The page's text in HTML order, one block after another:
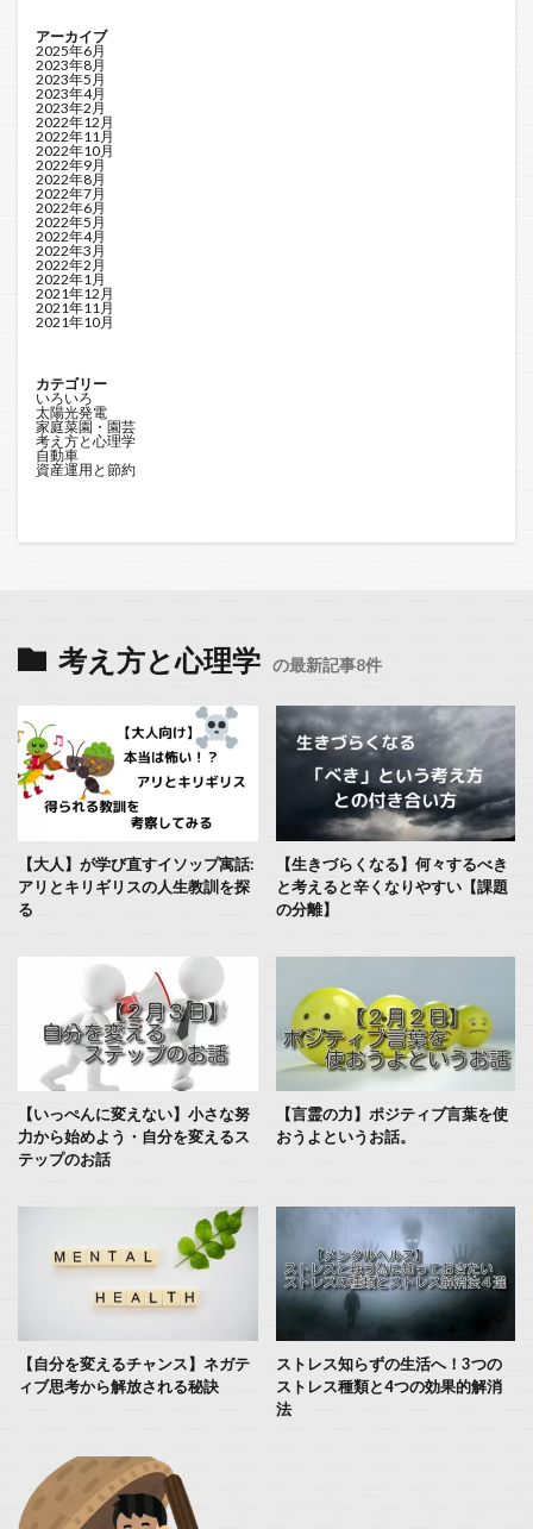
アーカイブ
2025年6月
2023年8月
2023年5月
2023年4月
2023年2月
2022年12月
2022年11月
2022年10月
2022年9月
2022年8月
2022年7月
2022年6月
2022年5月
2022年4月
2022年3月
2022年2月
2022年1月
2021年12月
2021年11月
2021年10月
カテゴリー
いろいろ
太陽光発電
家庭菜園・園芸
考え方と心理学
自動車
資産運用と節約
考え方と心理学 の最新記事8件
【大人】が学び直すイソップ寓話:
アリとキリギリスの人生教訓を探
る
【生きづらくなる】何々するべき
と考えると辛くなりやすい【課題
の分離】
【いっぺんに変えない】小さな努
力から始めよう・自分を変えるス
テップのお話
【言霊の力】ポジティブ言葉を使
おうよというお話。
【自分を変えるチャンス】ネガテ
ィブ思考から解放される秘訣
ストレス知らずの生活へ！3つの
ストレス種類と4つの効果的解消
法